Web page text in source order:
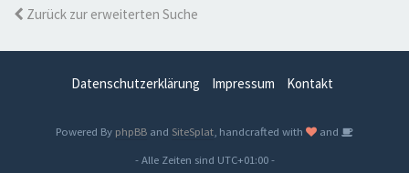
Zurück zur erweiterten Suche
Datenschutzerklärung Impressum Kontakt
Powered By phpBB and SiteSplat , handcrafted with
and
- Alle Zeiten sind UTC+01:00-